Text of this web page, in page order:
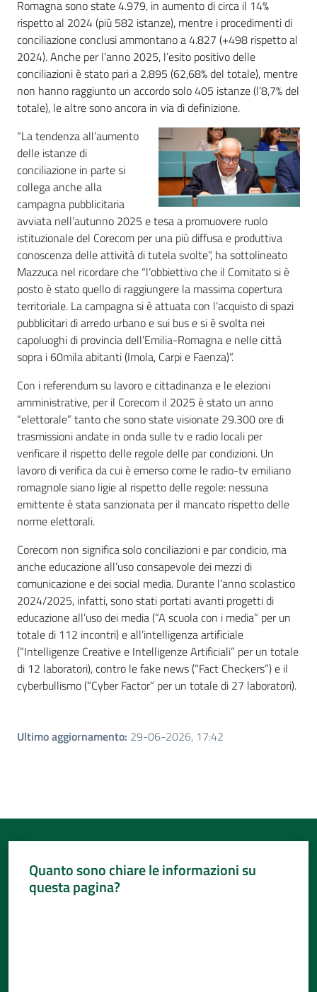
Romagna sono state 4.979, in aumento di circa il 14%
rispetto al 2024 (più 582 istanze), mentre i procedimenti di
conciliazione conclusi ammontano a 4.827 (+498 rispetto al
2024). Anche per l’anno 2025, l’esito positivo delle
conciliazioni è stato pari a 2.895 (62,68% del totale), mentre
non hanno raggiunto un accordo solo 405 istanze (l’8,7% del
totale), le altre sono ancora in via di definizione.
“La tendenza all’aumento
delle istanze di
conciliazione in parte si
collega anche alla
campagna pubblicitaria
avviata nell’autunno 2025 e tesa a promuovere ruolo
istituzionale del Corecom per una più diffusa e produttiva
conoscenza delle attività di tutela svolte”, ha sottolineato
Mazzuca nel ricordare che “l’obbiettivo che il Comitato si è
posto è stato quello di raggiungere la massima copertura
territoriale. La campagna si è attuata con l’acquisto di spazi
pubblicitari di arredo urbano e sui bus e si è svolta nei
capoluoghi di provincia dell’Emilia-Romagna e nelle città
sopra i 60mila abitanti (Imola, Carpi e Faenza)”.
Con i referendum su lavoro e cittadinanza e le elezioni
amministrative, per il Corecom il 2025 è stato un anno
“elettorale” tanto che sono state visionate 29.300 ore di
trasmissioni andate in onda sulle tv e radio locali per
verificare il rispetto delle regole delle par condizioni. Un
lavoro di verifica da cui è emerso come le radio-tv emiliano
romagnole siano ligie al rispetto delle regole: nessuna
emittente è stata sanzionata per il mancato rispetto delle
norme elettorali.
Corecom non significa solo conciliazioni e par condicio, ma
anche educazione all’uso consapevole dei mezzi di
comunicazione e dei social media. Durante l’anno scolastico
2024/2025, infatti, sono stati portati avanti progetti di
educazione all’uso dei media (“A scuola con i media” per un
totale di 112 incontri) e all’intelligenza artificiale
(“Intelligenze Creative e Intelligenze Artificiali” per un totale
di 12 laboratori), contro le fake news (“Fact Checkers”) e il
cyberbullismo (“Cyber Factor” per un totale di 27 laboratori).
Ultimo aggiornamento: 29-06-2026, 17:42
Quanto sono chiare le informazioni su
questa pagina?